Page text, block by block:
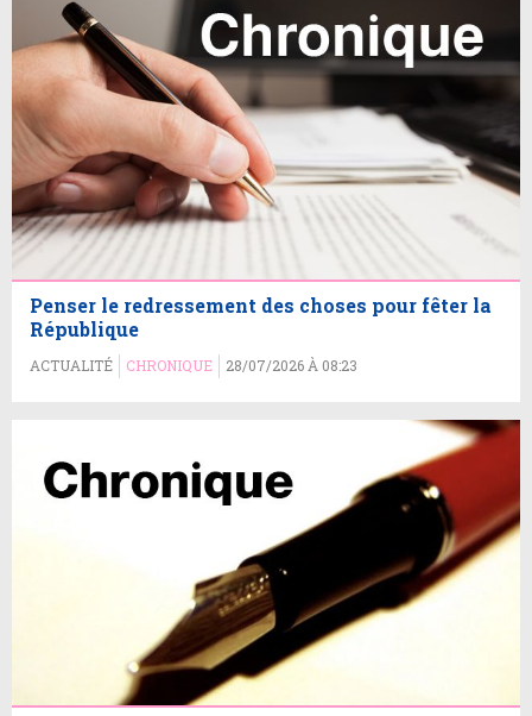
Penser le redressement des choses pour fêter la
République
ACTUALITÉ CHRONIQUE 28/07/2026 À 08:23